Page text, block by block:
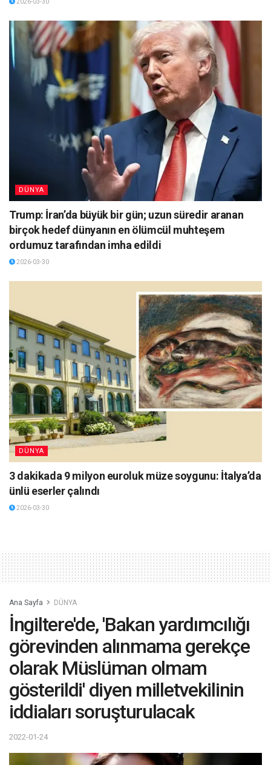
DÜNYA
Trump: İran’da büyük bir gün; uzun süredir aranan
birçok hedef dünyanın en ölümcül muhteşem
ordumuz tarafından imha edildi
2026-03-30
DÜNYA
3 dakikada 9 milyon euroluk müze soygunu: İtalya’da
ünlü eserler çalındı
2026-03-30
Ana Sayfa DÜNYA
İngiltere'de, 'Bakan yardımcılığı
görevinden alınmama gerekçe
olarak Müslüman olmam
gösterildi' diyen milletvekilinin
iddiaları soruşturulacak
2022-01-24